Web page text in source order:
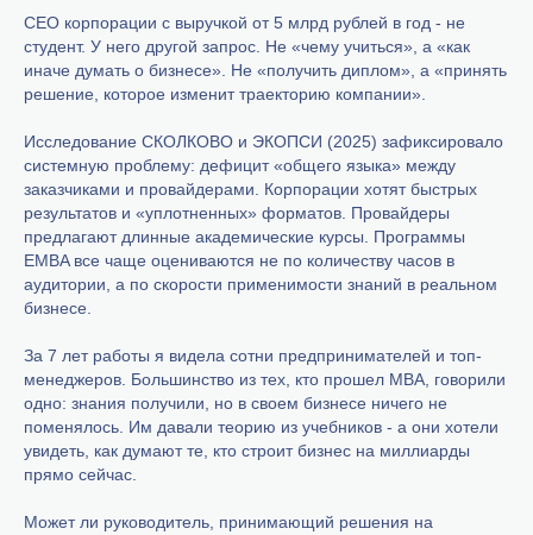
CEO корпорации с выручкой от 5 млрд рублей в год - не
студент. У него другой запрос. Не «чему учиться», а «как
иначе думать о бизнесе». Не «получить диплом», а «принять
решение, которое изменит траекторию компании».
Исследование СКОЛКОВО и ЭКОПСИ (2025) зафиксировало
системную проблему: дефицит «общего языка» между
заказчиками и провайдерами. Корпорации хотят быстрых
результатов и «уплотненных» форматов. Провайдеры
предлагают длинные академические курсы. Программы
EMBA все чаще оцениваются не по количеству часов в
аудитории, а по скорости применимости знаний в реальном
бизнесе.
За 7 лет работы я видела сотни предпринимателей и топ-
менеджеров. Большинство из тех, кто прошел MBA, говорили
одно: знания получили, но в своем бизнесе ничего не
поменялось. Им давали теорию из учебников - а они хотели
увидеть, как думают те, кто строит бизнес на миллиарды
прямо сейчас.
Может ли руководитель, принимающий решения на